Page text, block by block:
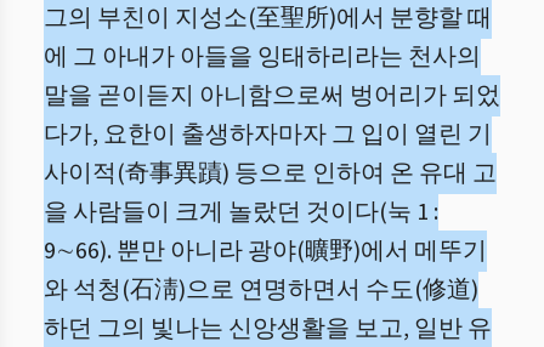
그의 부친이 지성소(至聖所)에서 분향할 때
에 그 아내가 아들을 잉태하리라는 천사의
말을 곧이듣지 아니함으로써 벙어리가 되었
다가, 요한이 출생하자마자 그 입이 열린 기
사이적(奇事異蹟) 등으로 인하여 온 유대 고
을 사람들이 크게 놀랐던 것이다(눅 1 :
9∼66). 뿐만 아니라 광야(曠野)에서 메뚜기
와 석청(石淸)으로 연명하면서 수도(修道)
하던 그의 빛나는 신앙생활을 보고, 일반 유